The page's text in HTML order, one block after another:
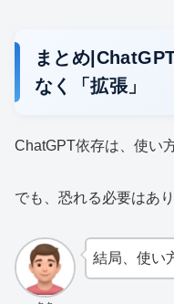
まとめ
なく「拡張」
ChatGPT依存は、使い
でも、恐れる必要はあり
結局、使い